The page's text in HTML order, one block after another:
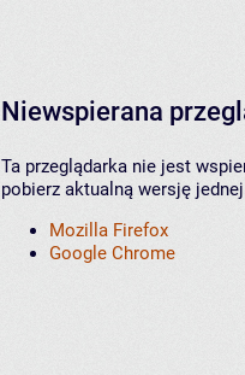
Niewspierana
Ta przeglądarka nie jest
pobierz aktualną wersję
Mozilla Firefox
Google Chrome